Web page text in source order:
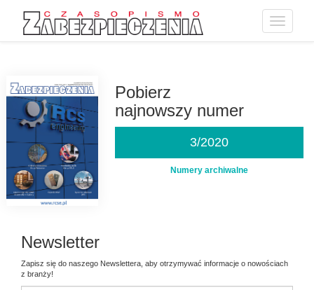
Toggle
Pobierz
najnowszy numer
3/2020
Numery archiwalne
Newsletter
Zapisz się do naszego Newslettera, aby otrzymywać informacje o nowościach
z branży!